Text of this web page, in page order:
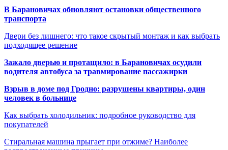
В Барановичах обновляют остановки общественного
транспорта
Двери без лишнего: что такое скрытый монтаж и как выбрать
подходящее решение
Зажало дверью и протащило: в Барановичах осудили
водителя автобуса за травмирование пассажирки
Взрыв в доме под Гродно: разрушены квартиры, один
человек в больнице
Как выбрать холодильник: подробное руководство для
покупателей
Стиральная машина прыгает при отжиме? Наиболее